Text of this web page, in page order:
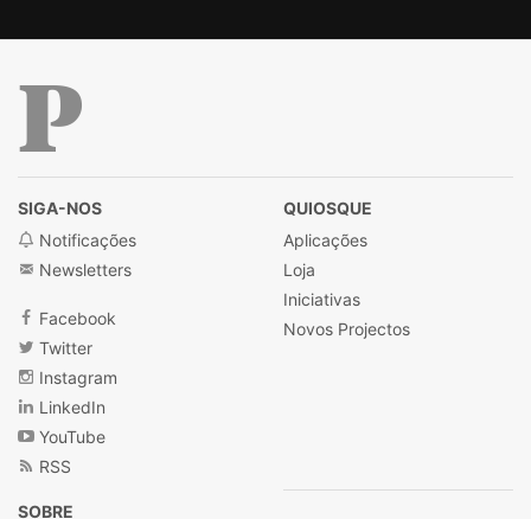
SIGA-NOS
Notificações
Newsletters
Facebook
Twitter
Instagram
LinkedIn
YouTube
RSS
QUIOSQUE
Aplicações
Loja
Iniciativas
Novos Projectos
SOBRE